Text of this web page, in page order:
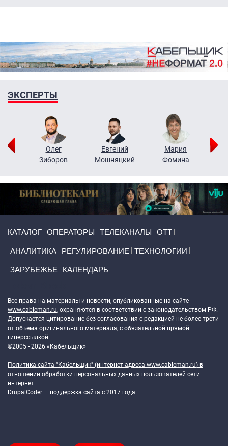
ЭКСПЕРТЫ
Олег
Зиборов
Евгений
Мошняцкий
Мария
Фомина
КАТАЛОГ ОПЕРАТОРЫ ТЕЛЕКАНАЛЫ ОТТ
АНАЛИТИКА РЕГУЛИРОВАНИЕ ТЕХНОЛОГИИ
ЗАРУБЕЖЬЕ КАЛЕНДАРЬ
Все права на материалы и новости, опубликованные на сайте
www.cableman.ru, охраняются в соответствии с законодательством РФ.
Допускается цитирование без согласования с редакцией не более трети
от объема оригинального материала, с обязательной прямой
гиперссылкой.
©2005 - 2026 «Кабельщик»
Политика сайта "Кабельщик" (интернет-адреса www.cableman.ru) в
отношении обработки персональных данных пользователей сети
интернет
DrupalCoder — поддержка сайта c 2017 года